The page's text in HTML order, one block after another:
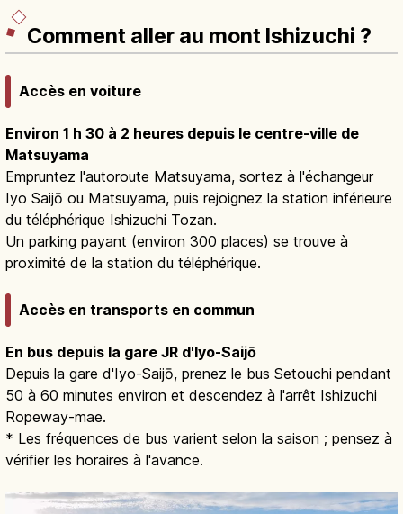
Comment aller au mont Ishizuchi ?
Accès en voiture
Environ 1 h 30 à 2 heures depuis le centre-ville de
Matsuyama
Empruntez l'autoroute Matsuyama, sortez à l'échangeur
Iyo Saijō ou Matsuyama, puis rejoignez la station inférieure
du téléphérique Ishizuchi Tozan.
Un parking payant (environ 300 places) se trouve à
proximité de la station du téléphérique.
Accès en transports en commun
En bus depuis la gare JR d'Iyo-Saijō
Depuis la gare d'Iyo-Saijō, prenez le bus Setouchi pendant
50 à 60 minutes environ et descendez à l'arrêt Ishizuchi
Ropeway-mae.
* Les fréquences de bus varient selon la saison ; pensez à
vérifier les horaires à l'avance.